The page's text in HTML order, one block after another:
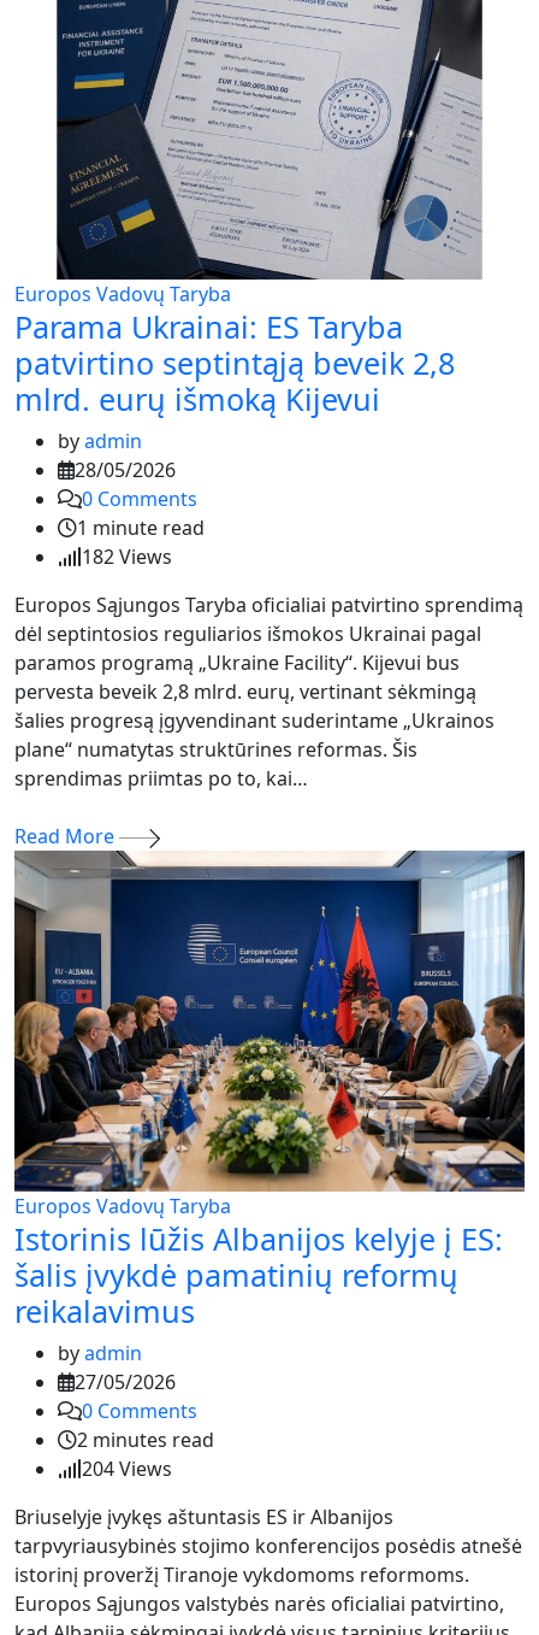
Europos Vadovų Taryba
Parama Ukrainai: ES Taryba
patvirtino septintąją beveik 2,8
mlrd. eurų išmoką Kijevui
byadmin
28/05/2026
0 Comments
1 minute read
182Views
Europos Sąjungos Taryba oficialiai patvirtino sprendimą
dėl septintosios reguliarios išmokos Ukrainai pagal
paramos programą „Ukraine Facility“. Kijevui bus
pervesta beveik 2,8 mlrd. eurų, vertinant sėkmingą
šalies progresą įgyvendinant suderintame „Ukrainos
plane“ numatytas struktūrines reformas. Šis
sprendimas priimtas po to, kai…
Read More
Europos Vadovų Taryba
Istorinis lūžis Albanijos kelyje į ES:
šalis įvykdė pamatinių reformų
reikalavimus
byadmin
27/05/2026
0 Comments
2 minutes read
204Views
Briuselyje įvykęs aštuntasis ES ir Albanijos
tarpvyriausybinės stojimo konferencijos posėdis atnešė
istorinį proveržį Tiranoje vykdomoms reformoms.
Europos Sąjungos valstybės narės oficialiai patvirtino,